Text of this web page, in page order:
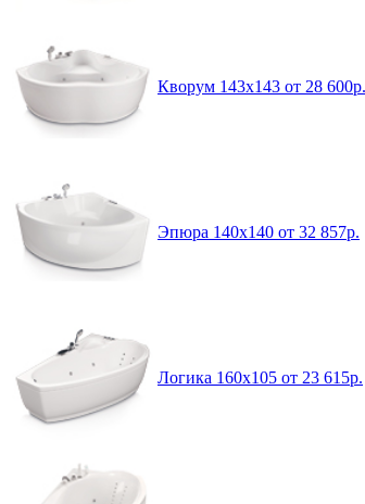
Кворум 143x143 от 28 600р.
Эпюра 140x140 от 32 857р.
Логика 160x105 от 23 615р.